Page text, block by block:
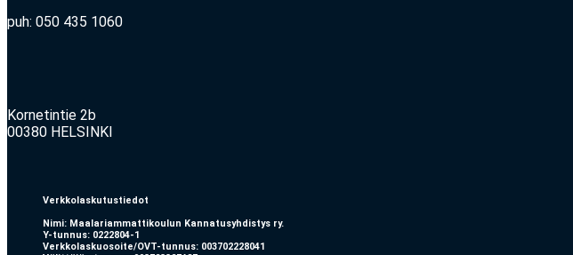
puh: 050 435 1060
Kornetintie 2b
00380 HELSINKI
Verkkolaskutustiedot
Nimi: Maalariammattikoulun Kannatusyhdistys ry.
Y-tunnus: 0222804-1
Verkkolaskuosoite/OVT-tunnus: 003702228041